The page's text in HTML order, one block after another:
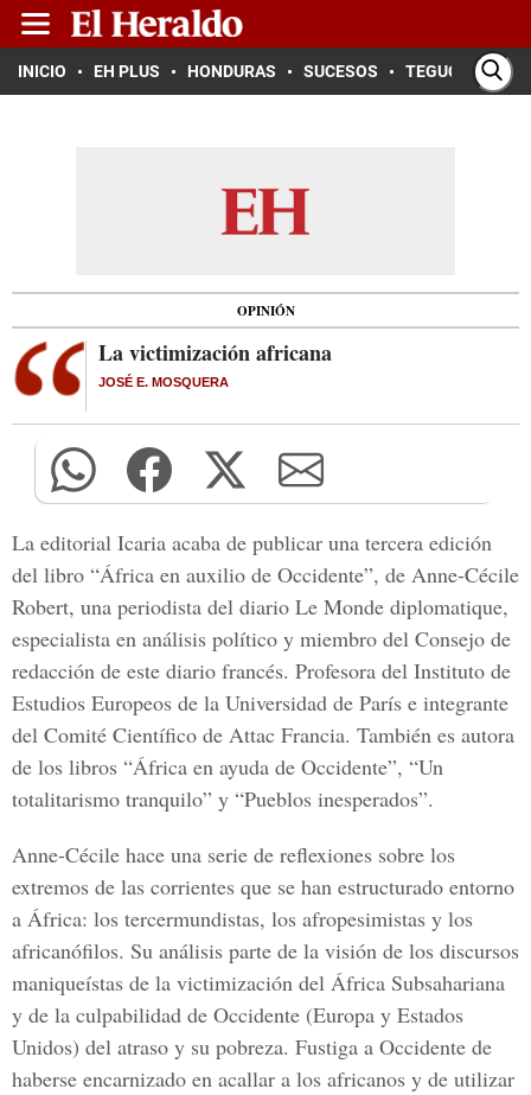
INICIO EH PLUS HONDURAS SUCESOS TEGUCIGALPA
OPINIÓN
La victimización africana
JOSÉ E. MOSQUERA
La editorial Icaria acaba de publicar una tercera edición
del libro “África en auxilio de Occidente”, de Anne-Cécile
Robert, una periodista del diario Le Monde diplomatique,
especialista en análisis político y miembro del Consejo de
redacción de este diario francés. Profesora del Instituto de
Estudios Europeos de la Universidad de París e integrante
del Comité Científico de Attac Francia. También es autora
de los libros “África en ayuda de Occidente”, “Un
totalitarismo tranquilo” y “Pueblos inesperados”.
Anne-Cécile hace una serie de reflexiones sobre los
extremos de las corrientes que se han estructurado entorno
a África: los tercermundistas, los afropesimistas y los
africanófilos. Su análisis parte de la visión de los discursos
maniqueístas de la victimización del África Subsahariana
y de la culpabilidad de Occidente (Europa y Estados
Unidos) del atraso y su pobreza. Fustiga a Occidente de
haberse encarnizado en acallar a los africanos y de utilizar